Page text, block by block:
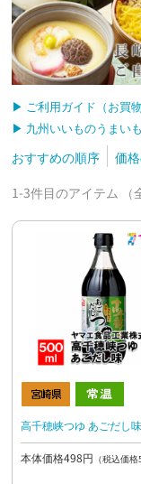
▶ ご利用ガイド（お買物
▶ 九州いいものうまい
おすすめの順序 価
1-3件目のアイテム （
高千穂峡つゆ あごだし
本体価格498円 （税込価格